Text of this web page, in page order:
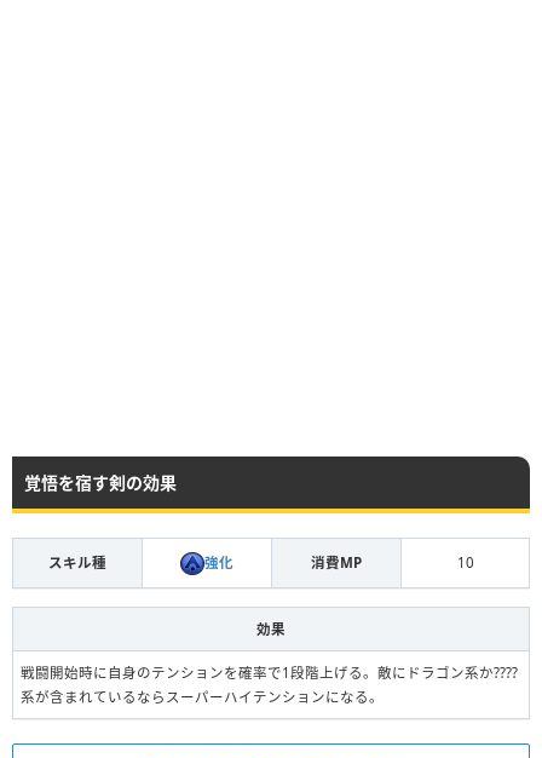
覚悟を宿す剣の効果
スキル種 強化 消費MP 10
効果
戦闘開始時に自身のテンションを確率で1段階上げる。敵にドラゴン系か????
系が含まれているならスーパーハイテンションになる。